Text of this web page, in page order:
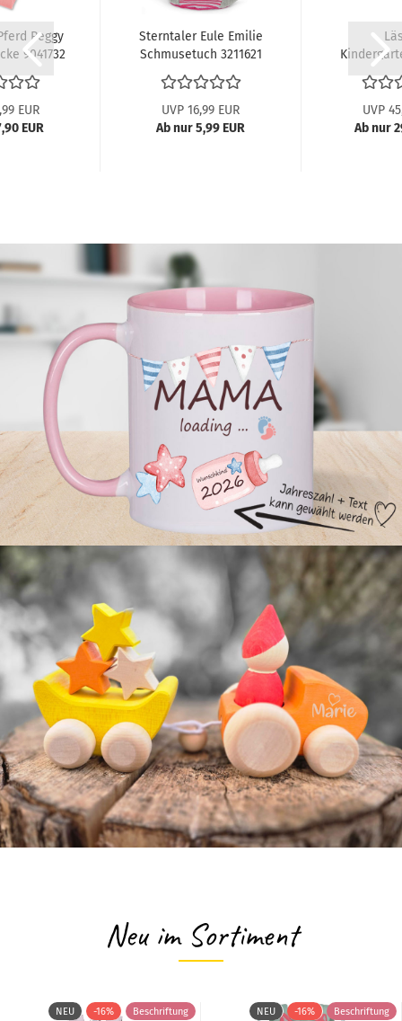
Peggy
9041732
EUR
EUR
Sterntaler Eule Emilie
Schmusetuch 3211621
ABV
UVP 16,99 EUR
Ab nur 5,99 EUR
UVP
Ab nur
Neu im Sortiment
NEU -16% Beschriftung NEU -16% Beschriftung